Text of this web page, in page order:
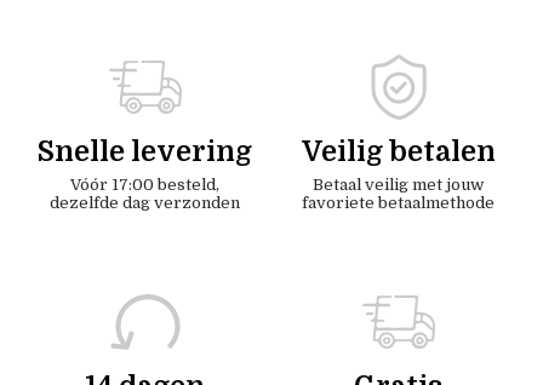
Snelle levering
Vóór 17:00 besteld,
dezelfde dag verzonden
Veilig betalen
Betaal veilig met jouw
favoriete betaalmethode